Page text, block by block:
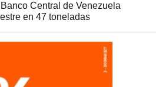
Central de Venezuela
en 47 toneladas